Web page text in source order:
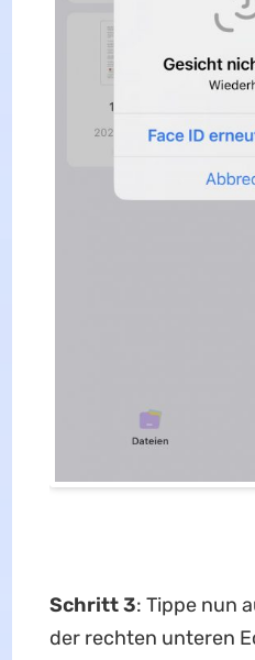
Schritt 3: Tippe nun
der rechten unteren